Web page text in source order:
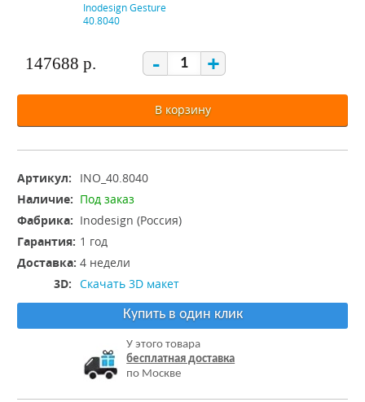
147688 р. - +
В корзину
Артикул:
INO_40.8040
Наличие: Под заказ
Фабрика: Inodesign (Россия)
Гарантия: 1 год
Доставка: 4 недели
3D: Скачать 3D макет
Купить в один клик
У этого товара
бесплатная доставка
по Москве